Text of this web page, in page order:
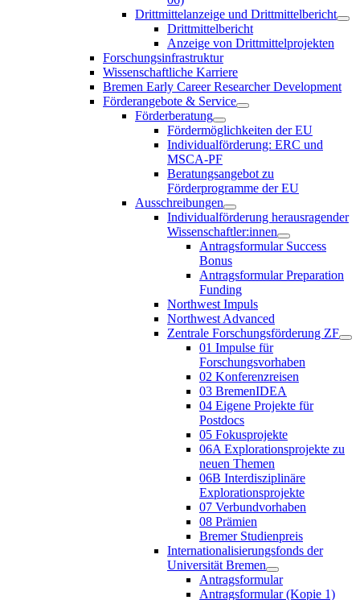
Drittmittelanzeige und Drittmittelbericht
Drittmittelbericht
Anzeige von Drittmittelprojekten
Forschungsinfrastruktur
Wissenschaftliche Karriere
Bremen Early Career Researcher Development
Förderangebote & Service
Förderberatung
Fördermöglichkeiten der EU
Individualförderung: ERC und
MSCA-PF
Beratungsangebot zu
Förderprogramme der EU
Ausschreibungen
Individualförderung herausragender
Wissenschaftler:innen
Antragsformular Success
Bonus
Antragsformular Preparation
Funding
Northwest Impuls
Northwest Advanced
Zentrale Forschungsförderung ZF
01 Impulse für
Forschungsvorhaben
02 Konferenzreisen
03 BremenIDEA
04 Eigene Projekte für
Postdocs
05 Fokusprojekte
06A Explorationsprojekte zu
neuen Themen
06B Interdisziplinäre
Explorationsprojekte
07 Verbundvorhaben
08 Prämien
Bremer Studienpreis
Internationalisierungsfonds der
Universität Bremen
Antragsformular
Antragsformular (Kopie 1)